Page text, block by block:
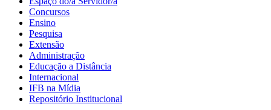
Concursos
Ensino
Pesquisa
Extensão
Administração
Educação a Distância
Internacional
IFB na Mídia
Repositório Institucional